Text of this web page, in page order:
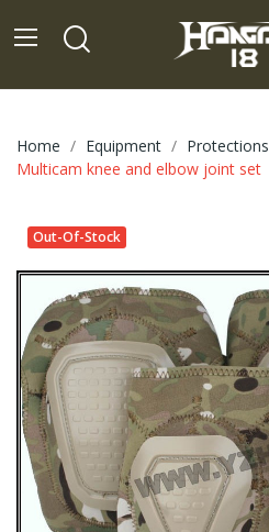
Home Equipment Protections
Multicam knee and elbow joint set
Out-Of-Stock